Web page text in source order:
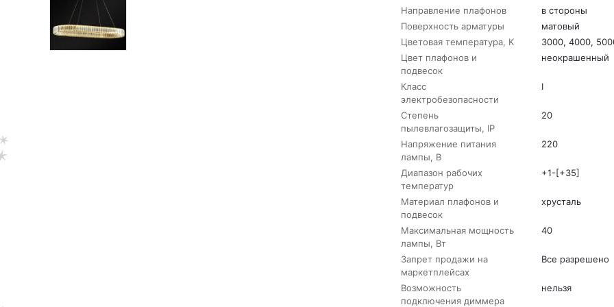
Направление плафонов
в стороны
Поверхность арматуры
матовый
Цветовая температура, K
3000, 4000,
Цвет плафонов и
подвесок
неокрашенный
Класс
электробезопасности
I
Степень
пылевлагозащиты, IP
20
Напряжение питания
лампы, В
220
Диапазон рабочих
температур
+1-[+35]
Материал плафонов и
подвесок
хрусталь
Максимальная мощность
лампы, Вт
40
Запрет продажи на
маркетплейсах
Все разрешено
Возможность
подключения диммера
нельзя